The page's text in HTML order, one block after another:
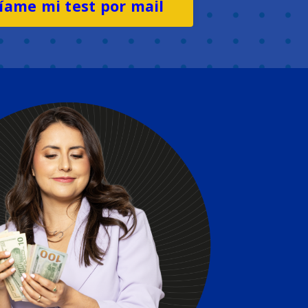
mi test por mail